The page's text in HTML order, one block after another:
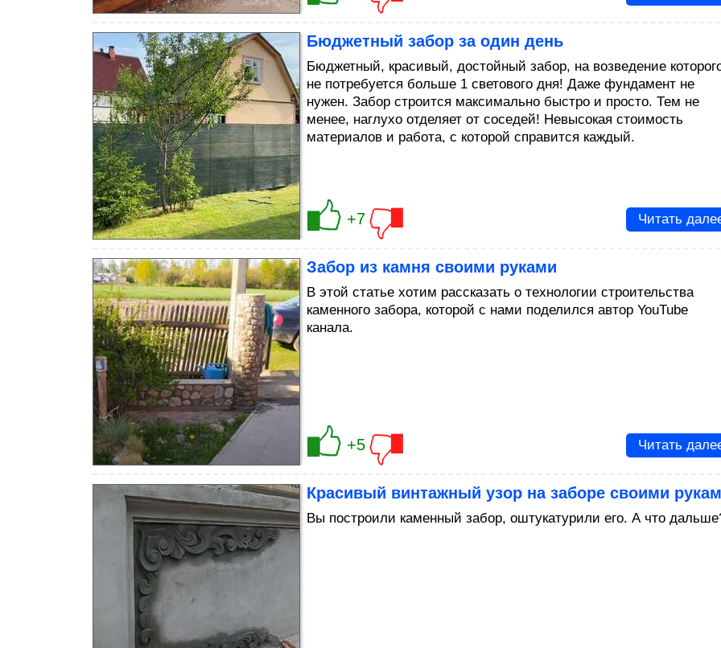
Бюджетный забор за один день
Бюджетный, красивый, достойный забор, на возведение
не потребуется больше 1 светового дня! Даже фундамент не
нужен. Забор строится максимально быстро и просто. Тем не
менее, наглухо отделяет от соседей! Невысокая стоимость
материалов и работа, с которой справится каждый.
+7 Читать
Забор из камня своими руками
В этой статье хотим рассказать о технологии строительства
каменного забора, которой с нами поделился автор YouTube
канала.
+5 Читать
Красивый винтажный узор на заборе своими
Вы построили каменный забор, оштукатурили его. А что